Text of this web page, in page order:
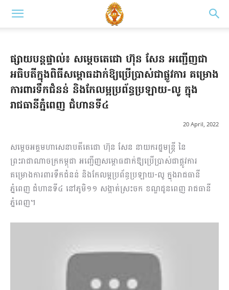
ផ្សាយបន្តផ្ទាល់៖ សម្តេចតេជោ ហ៊ុន សែន អញ្ជើញជា
អធិបតីក្នុងពិធីសម្ពោធដាក់ឱ្យប្រើប្រាស់ជាផ្លូវការ គម្រោង
ការពារទឹកជំនន់ និងកែលម្អប្រព័ន្ធប្រឡាយ-លូ ក្នុង
រាជធានីភ្នំពេញ ជំហានទី៤
20 April, 2022
សម្តេចអគ្គមហាសេនាបតីតេជោ ហ៊ុន សែន នាយករដ្ឋមន្រ្តី នៃ
ព្រះរាជាណាចក្រកម្ពុជា អញ្ជើញសម្ពោធដាក់ឱ្យប្រើប្រាស់ជាផ្លូវការ
គម្រោងការពារទឹកជំនន់ និងកែលម្អប្រព័ន្ធប្រឡាយ-លូ ក្នុងរាជធានី
ភ្នំពេញ ជំហានទី៤ នៅភូមិ១១ សង្កាត់ស្រះចក ខណ្ឌដូនពេញ រាជធានី
ភ្នំពេញ។